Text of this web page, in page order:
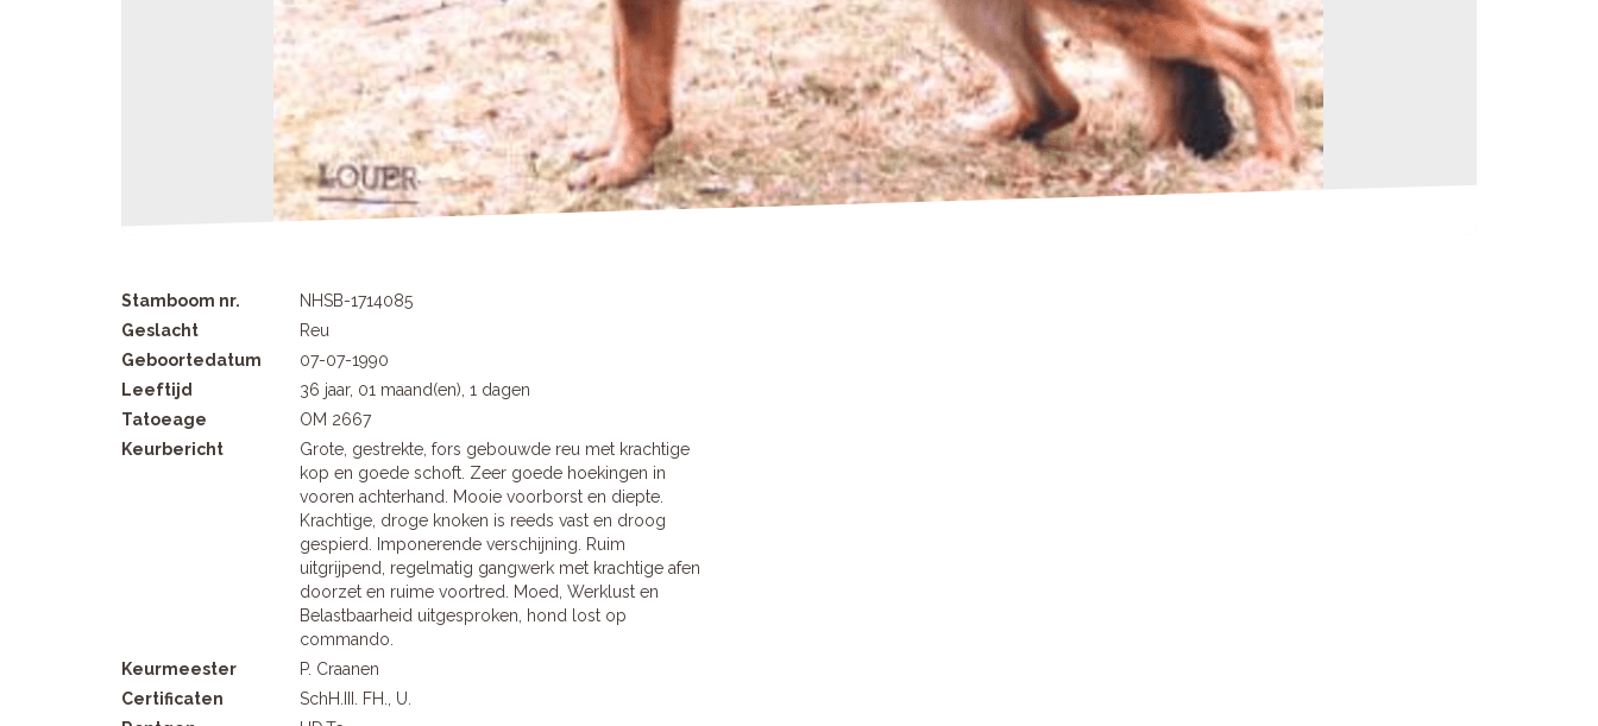
Stamboom nr.
NHSB-1714085
Geslacht
Reu
Geboortedatum
07-07-1990
Leeftijd
36 jaar, 01 maand(en), 1 dagen
Tatoeage
OM 2667
Keurbericht
Grote, gestrekte, fors gebouwde reu met krachtige
kop en goede schoft. Zeer goede hoekingen in
vooren achterhand. Mooie voorborst en diepte.
Krachtige, droge knoken is reeds vast en droog
gespierd. Imponerende verschijning. Ruim
uitgrijpend, regelmatig gangwerk met krachtige afen
doorzet en ruime voortred. Moed, Werklust en
Belastbaarheid uitgesproken, hond lost op
commando.
Keurmeester
P. Craanen
Certificaten
SchH.III. FH., U.